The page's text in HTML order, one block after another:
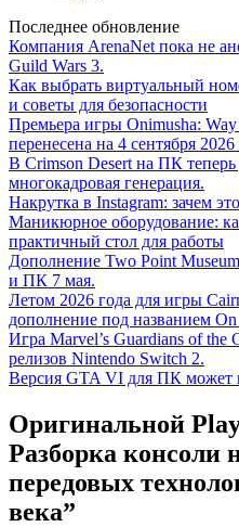
Последнее обновление
Компания ArenaNet пока не
Guild Wars 3.
Как выбрать виртуальный
и советы для безопасности
Премьера игры Onimusha:
перенесена на 4 сентября 2026
В Crimson Desert на ПК
многокадровая генерация.
Накрутка в Instagram: зачем
Маникюрное оборудование:
практичный стол для работы
Дополнение Two Point
и ПК 7 мая.
Летом 2026 года для игры
дополнение под названием
Игра Marvel’s Guardians of the
релизов Nintendo Switch 2.
Версия GTA VI для ПК может
Оригинальной
Разборка консоли
передовых
века”